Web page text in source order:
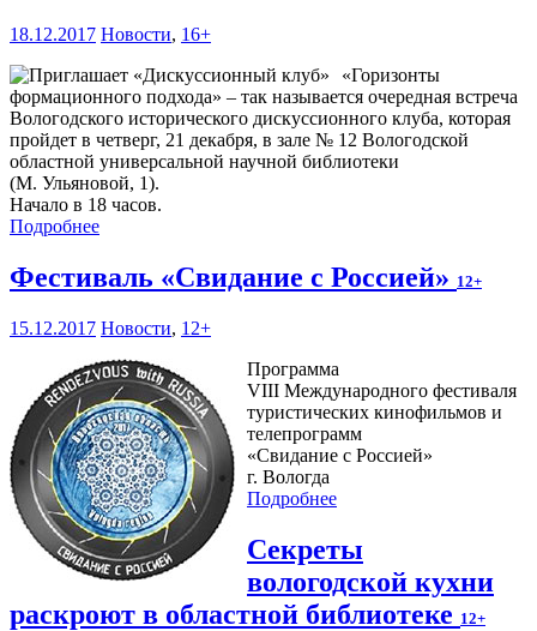
18.12.2017 Новости, 16+
«Горизонты
формационного подхода» – так называется очередная встреча
Вологодского исторического дискуссионного клуба, которая
пройдет в четверг, 21 декабря, в зале № 12 Вологодской
областной универсальной научной библиотеки
(М. Ульяновой, 1).
Начало в 18 часов.
Подробнее
Фестиваль «Свидание с Россией» 12+
15.12.2017 Новости, 12+
Программа
VIII Международного фестиваля
туристических кинофильмов и
телепрограмм
«Свидание с Россией»
г. Вологда
Подробнее
Секреты
вологодской кухни
раскроют в областной библиотеке 12+